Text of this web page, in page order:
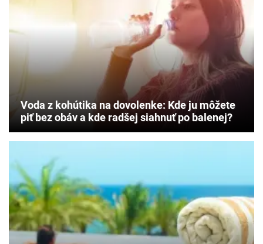
Voda z kohútika na dovolenke: Kde ju môžete
piť bez obáv a kde radšej siahnuť po balenej?